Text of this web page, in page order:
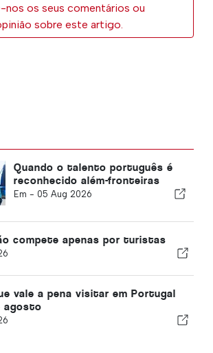
nos os seus comentários ou
sobre este artigo.
Quando o talento português é
reconhecido além-fronteiras
Em - 05 Aug 2026
compete apenas por turistas
vale a pena visitar em Portugal
agosto